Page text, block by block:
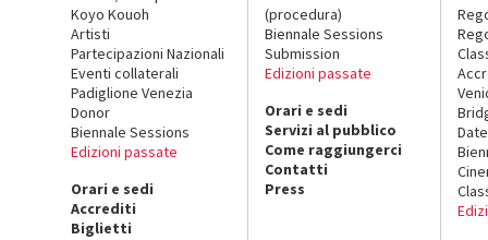
Koyo Kouoh
Artisti
Partecipazioni Nazionali
Eventi collaterali
Padiglione Venezia
Donor
Biennale Sessions
Edizioni passate
Orari e sedi
Accrediti
Biglietti
(procedura)
Biennale Sessions
Submission
Edizioni passate
Orari e sedi
Servizi al pubblico
Come raggiungerci
Contatti
Press